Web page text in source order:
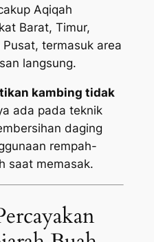
Aqiqah
Barat, Timur,
termasuk area
langsung.
kambing tidak
ada pada teknik
daging
rempah-
saat memasak.